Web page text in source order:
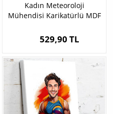
Kadın Meteoroloji
Mühendisi Karikatürlü MDF
529,90 TL